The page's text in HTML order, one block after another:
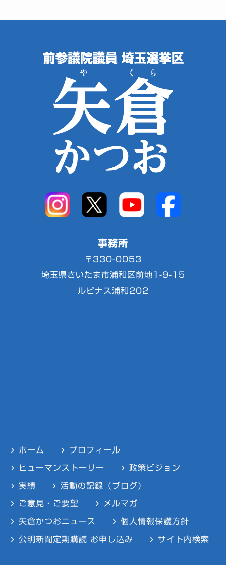
事務所
〒330-0053
埼玉県さいたま市浦和区前地1-9-15
ルピナス浦和202
ホーム プロフィール
ヒューマンストーリー 政策ビジョン
実績 活動の記録（ブログ）
ご意見・ご要望 メルマガ
矢倉かつおニュース 個人情報保護方針
公明新聞定期購読 お申し込み サイト内検索